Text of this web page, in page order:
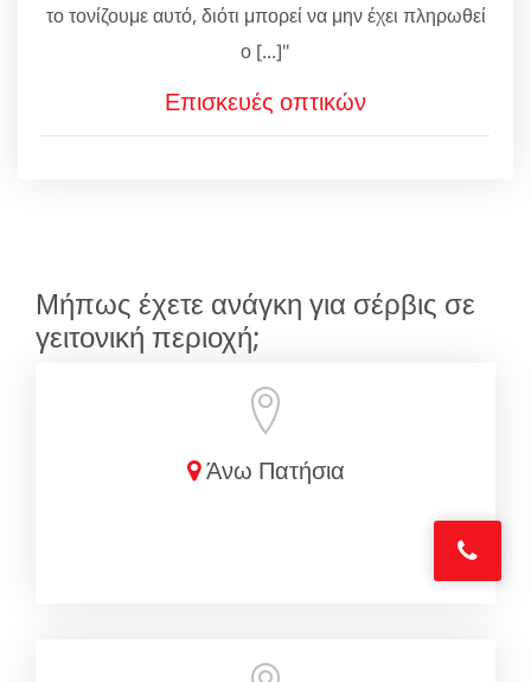
το τονίζουμε αυτό, διότι μπορεί να μην έχει πληρωθεί
ο [...]"
Επισκευές οπτικών
Μήπως έχετε ανάγκη για σέρβις σε
γειτονική περιοχή;
Άνω Πατήσια